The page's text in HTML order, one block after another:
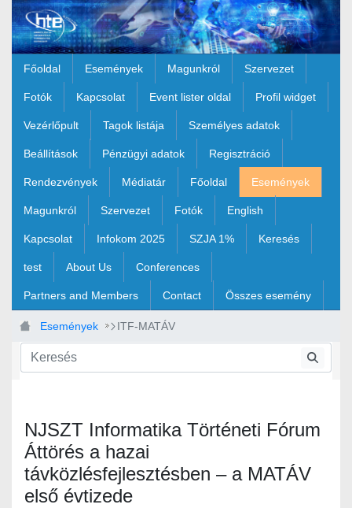
Ugrás a fő tartalomhoz
Főoldal Események Magunkról Szervezet
Fotók Kapcsolat Event lister oldal Profil widget
Vezérlőpult Tagok listája Személyes adatok
Beállítások Pénzügyi adatok Regisztráció
Rendezvények Médiatár Főoldal Események
Magunkról Szervezet Fotók English
Kapcsolat Infokom 2025 SZJA 1% Keresés
test About Us Conferences
Partners and Members Contact Összes esemény
Események ITF-MATÁV
NJSZT Informatika Történeti Fórum
Áttörés a hazai
távközlésfejlesztésben – a MATÁV
első évtizede